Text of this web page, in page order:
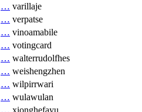
… varillaje
… verpatse
… vinoamabile
… votingcard
… walterrudolfhes
… weishengzhen
… wilpirrwari
… wulawulan
… xionghefayu